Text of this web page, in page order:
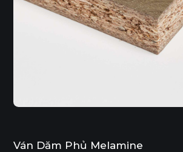
Ván Dăm Phủ Melamine